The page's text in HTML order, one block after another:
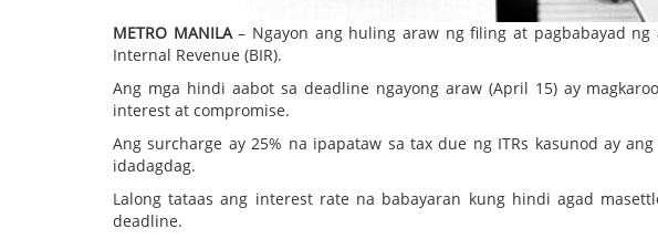
METRO MANILA– Ngayon ang huling araw ng filing at pagbabayad ng
Internal Revenue (BIR).
Ang mga hindi aabot sa deadline ngayong araw (April 15) ay
interest at compromise.
Ang surcharge ay 25% na ipapataw sa tax due ng ITRs kasunod ay
idadagdag.
Lalong tataas ang interest rate na babayaran kung hindi agad
deadline.